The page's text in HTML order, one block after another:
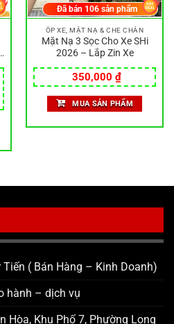
ỐP XE, MẶT NẠ & CHE CHẮN
Mặt Nạ 3 Sọc Cho Xe SHi
2026 – Lắp Zin Xe
350,000 ₫
Đã bán 106 sản phẩm
MUA SẢN PHẨM
( Bán Hàng – Kinh Doanh)
hành – dịch vụ
Hòa, Khu Phố 7, Phường Long